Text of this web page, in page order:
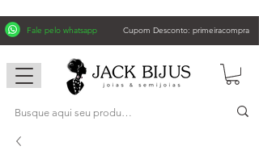
Fale pelo whatsapp Cupom Desconto: primeiracompra